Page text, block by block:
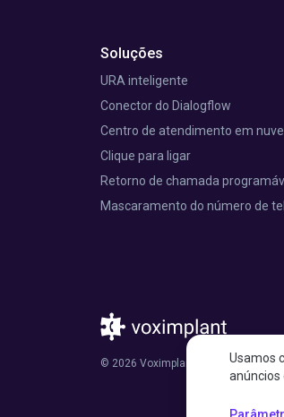
Soluções
URA inteligente
Conector do Dialogflow
Centro de atendimento em
Clique para ligar
Retorno de chamada
Mascaramento do número de
© 2026 Voximplant®. Todos osUsamos
anúncios